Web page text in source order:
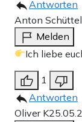
Antworten
Anton
Melden
Ich liebe
1
Antworten
Oliver K